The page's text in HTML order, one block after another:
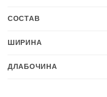
СОСТАВ
ШИРИНА
ДЛАБОЧИНА